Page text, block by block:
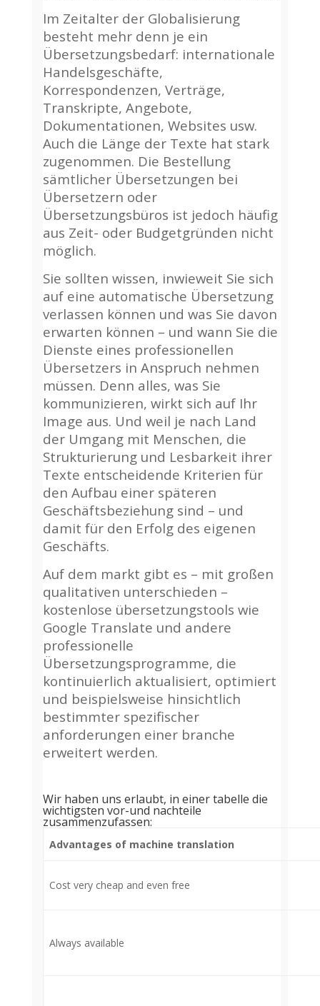
Im Zeitalter der Globalisierung
besteht mehr denn je ein
Übersetzungsbedarf: internationale
Handelsgeschäfte,
Korrespondenzen, Verträge,
Transkripte, Angebote,
Dokumentationen, Websites usw.
Auch die Länge der Texte hat stark
zugenommen. Die Bestellung
sämtlicher Übersetzungen bei
Übersetzern oder
Übersetzungsbüros ist jedoch häufig
aus Zeit- oder Budgetgründen nicht
möglich.
Sie sollten wissen, inwieweit Sie sich
auf eine automatische Übersetzung
verlassen können und was Sie davon
erwarten können – und wann Sie die
Dienste eines professionellen
Übersetzers in Anspruch nehmen
müssen. Denn alles, was Sie
kommunizieren, wirkt sich auf Ihr
Image aus. Und weil je nach Land
der Umgang mit Menschen, die
Strukturierung und Lesbarkeit ihrer
Texte entscheidende Kriterien für
den Aufbau einer späteren
Geschäftsbeziehung sind – und
damit für den Erfolg des eigenen
Geschäfts.
Auf dem markt gibt es – mit großen
qualitativen unterschieden –
kostenlose übersetzungstools wie
Google Translate und andere
professionelle
Übersetzungsprogramme, die
kontinuierlich aktualisiert, optimiert
und beispielsweise hinsichtlich
bestimmter spezifischer
anforderungen einer branche
erweitert werden.
Wir haben uns erlaubt, in einer tabelle die
wichtigsten vor-und nachteile
zusammenzufassen:
Advantages of machine translation
Cost very cheap and even free
Always available